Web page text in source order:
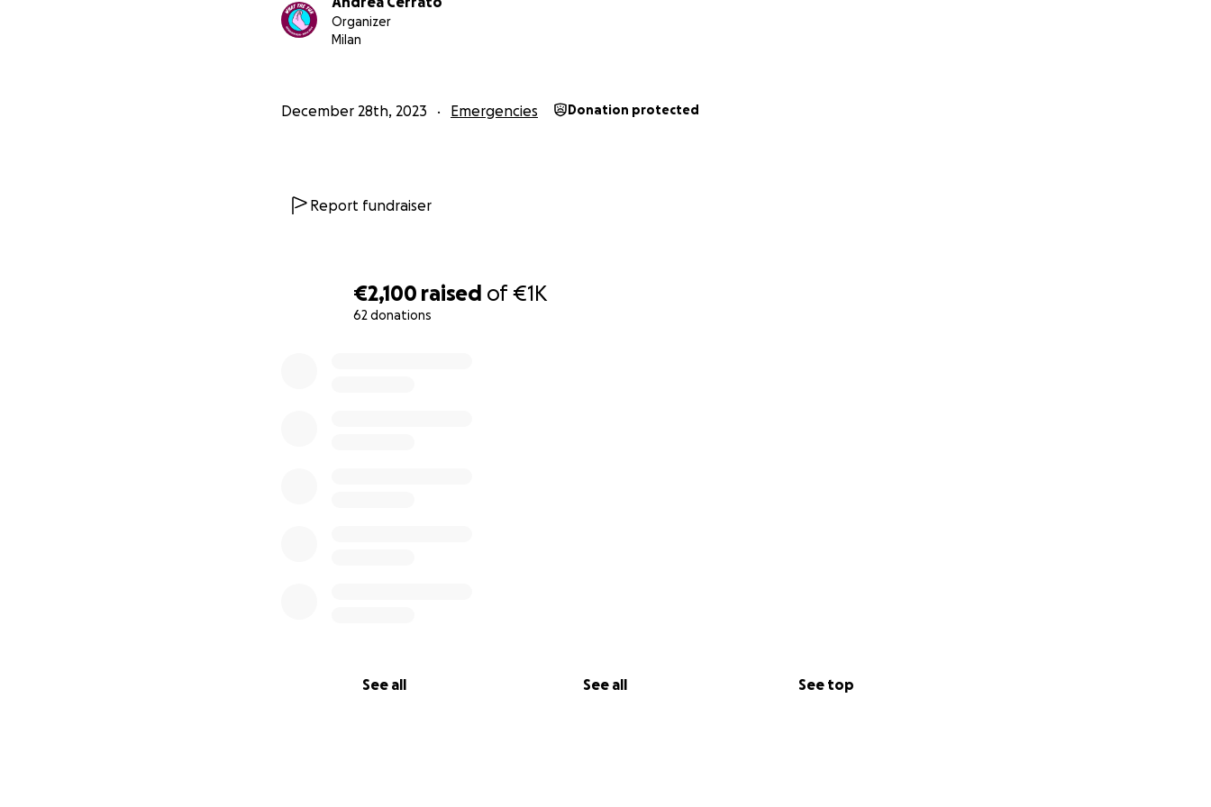
€2,100 raised of€1K
62 donations
See all See all See top
Organizer
Milan
December 28th, 2023 Emergencies Donation protected
Report fundraiser